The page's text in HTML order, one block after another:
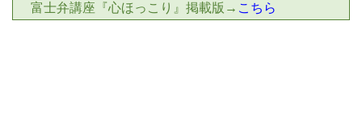
富士弁講座『心ほっこり』掲載版→ こちら